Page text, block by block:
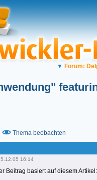
▼ Forum:
Thema beobachten
16:14
Beitrag basiert auf diesem